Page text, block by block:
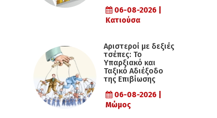
06-08-2026 |
Κατιούσα
Αριστεροί με δεξιές
τσέπες: Το
Υπαρξιακό και
Ταξικό Αδιέξοδο
της Επιβίωσης
06-08-2026 |
Μώμος